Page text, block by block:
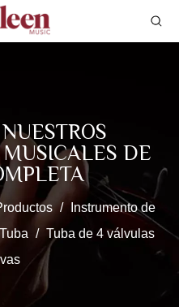
DE
/
Instrumento de
Tuba / Tuba de 4 válvulas